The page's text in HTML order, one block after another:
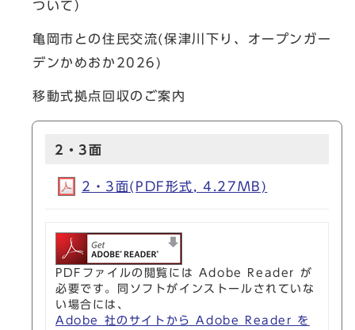
ついて）
亀岡市との住民交流(保津川下り、オープンガー
デンかめおか2026)
移動式拠点回収のご案内
2・3面
2・3面(PDF形式, 4.27MB)
PDFファイルの閲覧には Adobe Reader が
必要です。同ソフトがインストールされていな
い場合には、
Adobe 社のサイトから Adobe Reader を